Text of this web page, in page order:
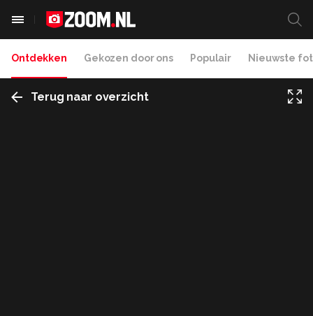
Ontdekken Gekozen door ons Populair Nieuwste
Terug naar overzicht